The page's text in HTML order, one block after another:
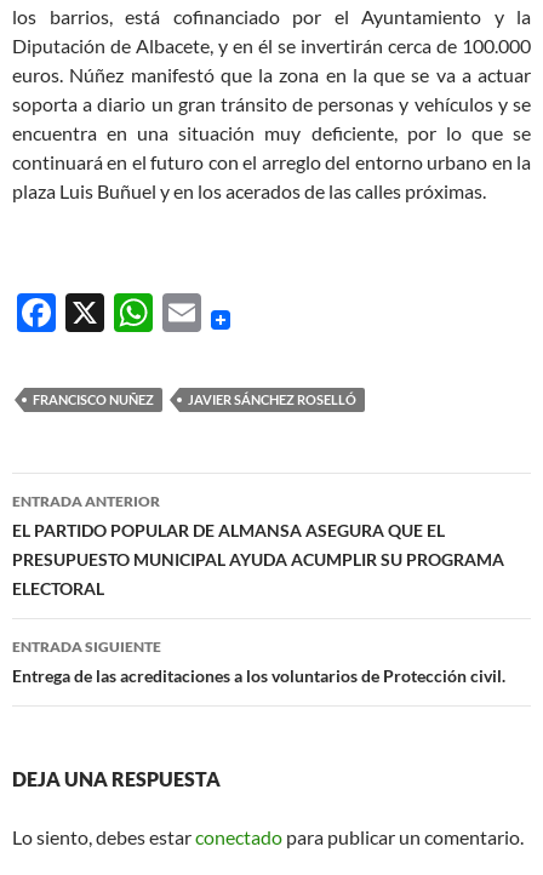
los barrios, está cofinanciado por el Ayuntamiento y la
Diputación de Albacete, y en él se invertirán cerca de 100.000
euros. Núñez manifestó que la zona en la que se va a actuar
soporta a diario un gran tránsito de personas y vehículos y se
encuentra en una situación muy deficiente, por lo que se
continuará en el futuro con el arreglo del entorno urbano en la
plaza Luis Buñuel y en los acerados de las calles próximas.
F
e
b
o
o
k
X
W
at
s
A
p
p
E
ail
FRANCISCO NUÑEZ JAVIER SÁNCHEZ ROSELLÓ
Navegación
de
entradas
ENTRADA ANTERIOR
EL PARTIDO POPULAR DE ALMANSA ASEGURA QUE EL
PRESUPUESTO MUNICIPAL AYUDA ACUMPLIR SU PROGRAMA
ELECTORAL
ENTRADA SIGUIENTE
Entrega de las acreditaciones a los voluntarios de Protección civil.
DEJA UNA RESPUESTA
Lo siento, debes estarconectado para publicar un comentario.